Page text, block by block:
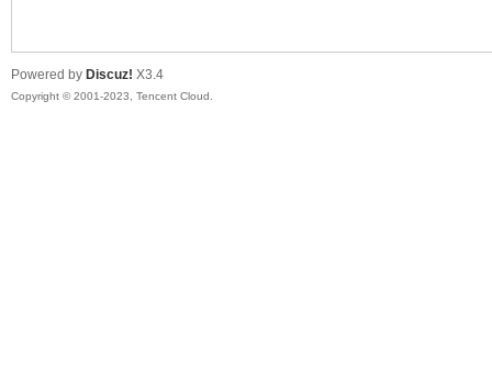
Powered by Discuz! X3.4
Copyright © 2001-2023, Tencent Cloud.